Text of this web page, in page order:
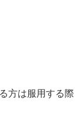
方は服用する際